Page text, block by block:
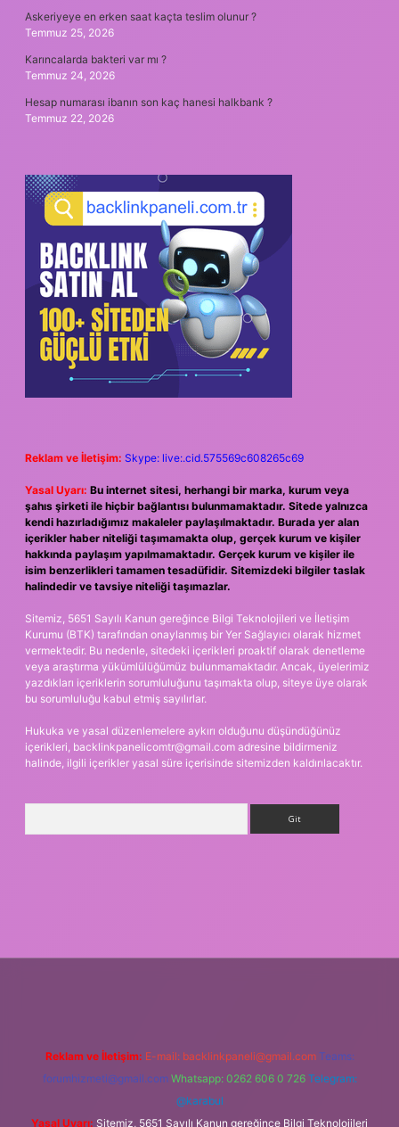
Askeriyeye en erken saat kaçta teslim olunur ?
Temmuz 25, 2026
Karıncalarda bakteri var mı ?
Temmuz 24, 2026
Hesap numarası ibanın son kaç hanesi halkbank ?
Temmuz 22, 2026
Reklam ve İletişim: Skype: live:.cid.575569c608265c69
Yasal Uyarı: Bu internet sitesi, herhangi bir marka, kurum veya
şahıs şirketi ile hiçbir bağlantısı bulunmamaktadır. Sitede yalnızca
kendi hazırladığımız makaleler paylaşılmaktadır. Burada yer alan
içerikler haber niteliği taşımamakta olup, gerçek kurum ve kişiler
hakkında paylaşım yapılmamaktadır. Gerçek kurum ve kişiler ile
isim benzerlikleri tamamen tesadüfidir. Sitemizdeki bilgiler taslak
halindedir ve tavsiye niteliği taşımazlar.
Sitemiz, 5651 Sayılı Kanun gereğince Bilgi Teknolojileri ve İletişim
Kurumu (BTK) tarafından onaylanmış bir Yer Sağlayıcı olarak hizmet
vermektedir. Bu nedenle, sitedeki içerikleri proaktif olarak denetleme
veya araştırma yükümlülüğümüz bulunmamaktadır. Ancak, üyelerimiz
yazdıkları içeriklerin sorumluluğunu taşımakta olup, siteye üye olarak
bu sorumluluğu kabul etmiş sayılırlar.
Hukuka ve yasal düzenlemelere aykırı olduğunu düşündüğünüz
içerikleri, backlinkpanelicomtr@gmail.com adresine bildirmeniz
halinde, ilgili içerikler yasal süre içerisinde sitemizden kaldırılacaktır.
Reklam ve İletişim: E-mail: backlinkpaneli@gmail.com Teams:
forumhizmeti@gmail.com Whatsapp: 0262 606 0 726 Telegram:
@karabul
Yasal Uyarı: Sitemiz, 5651 Sayılı Kanun gereğince Bilgi Teknolojileri